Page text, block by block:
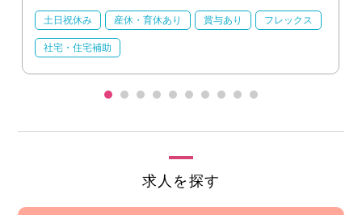
土日祝休み 産休・育休あり 賞与あり フレックス
社宅・住宅補助
求人を探す